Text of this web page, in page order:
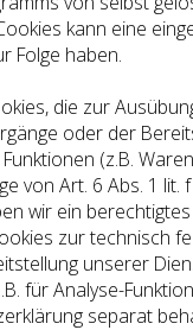
kann eine
Folge haben.
die zur
oder der
(z.B.
von Art. 6 Abs. 1 lit.
wir ein
zur technisch
unserer
für Analyse-
separat